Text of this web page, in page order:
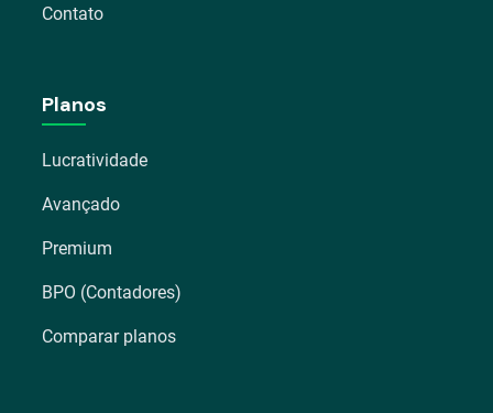
Contato
Planos
Lucratividade
Avançado
Premium
BPO (Contadores)
Comparar planos